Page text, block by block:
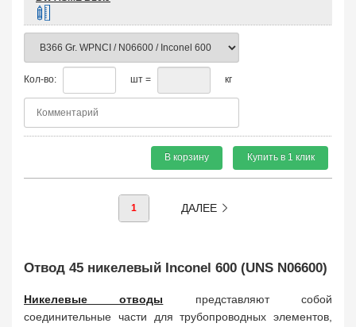
Кол-во: шт = кг
В корзину Купить в 1 клик
1 ДАЛЕЕ
Отвод 45 никелевый Inconel 600 (UNS N06600)
Никелевые отводы представляют собой
соединительные части для трубопроводных элементов,